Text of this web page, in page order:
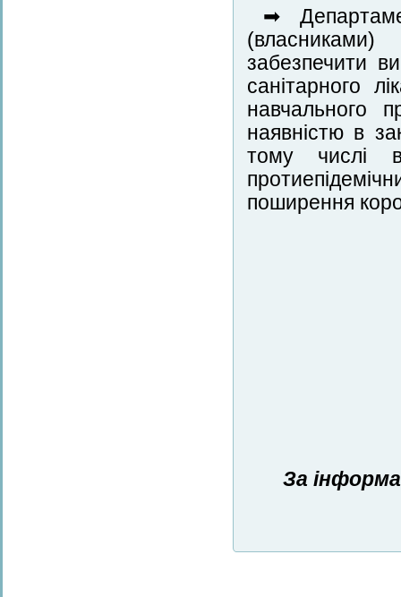
➡
забезпечити
санітарного
навчального
наявністю в
тому числі
поширення
За